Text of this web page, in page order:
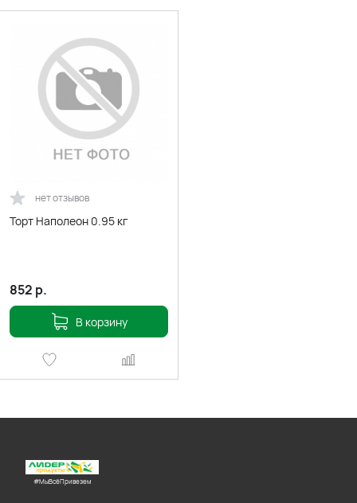
нет отзывов
Торт Наполеон 0.95 кг
852 р.
В корзину
#МыВсёПривезем